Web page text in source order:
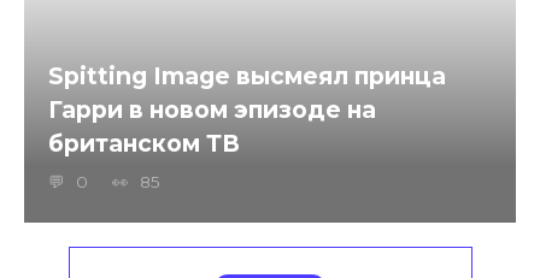
Spitting Image высмеял принца
Гарри в новом эпизоде на
британском ТВ
0 85